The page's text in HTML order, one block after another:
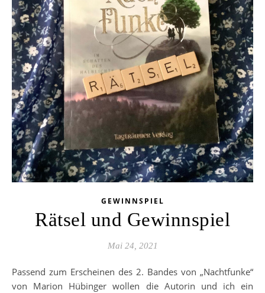
GEWINNSPIEL
Rätsel und Gewinnspiel
Mai 24, 2021
Passend zum Erscheinen des 2. Bandes von „Nachtfunke“
von Marion Hübinger wollen die Autorin und ich ein